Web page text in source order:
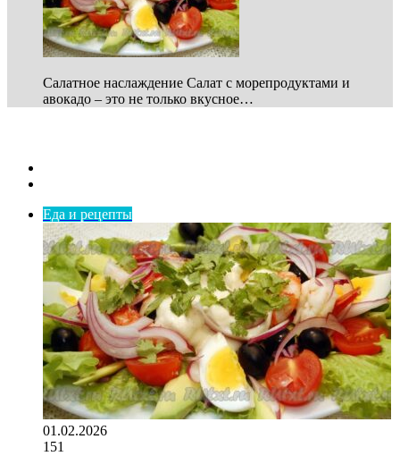
Салатное наслаждение Салат с морепродуктами и
авокадо – это не только вкусное…
Еда и рецепты
01.02.2026
151